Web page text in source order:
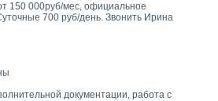
150 000руб/мес, официальное
700 руб/день. Звонить Ирина
документации, работа с